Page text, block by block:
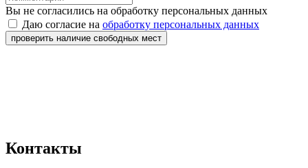
Вы не согласились на обработку персональных данных
Даю согласие на обработку персональных данных
проверить наличие свободных мест
Контакты